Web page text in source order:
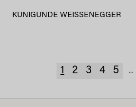
KUNIGUNDE WEISSENEGGER
1 2 3 4 5 ...